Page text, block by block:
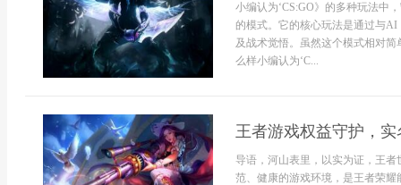
小编认为‘CS:GO》的多种玩法中
的模式。它的核心玩法是通过与
及战术觉悟。虽然这个模式相对
么样小编认为‘C...
王者游戏权益守护，
导语，河山表里，以实为证，王
范、健康的游戏环境，是王者荣